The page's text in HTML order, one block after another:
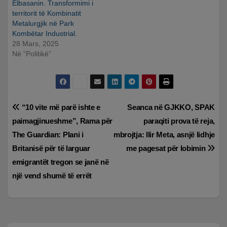
Elbasanin. Transformimi i
territorit të Kombinatit
Metalurgjik në Park
Kombëtar Industrial.
28 Mars, 2025
Në “Politikë”
Lëvizje
te
postimet
Seanca në GJKKO, SPAK
paraqiti prova të reja,
mbrojtja: Ilir Meta, asnjë lidhje
me pagesat për lobimin
“10 vite më parë ishte e
paimagjinueshme”, Rama për
The Guardian: Plani i
Britanisë për të larguar
emigrantët tregon se janë në
një vend shumë të errët